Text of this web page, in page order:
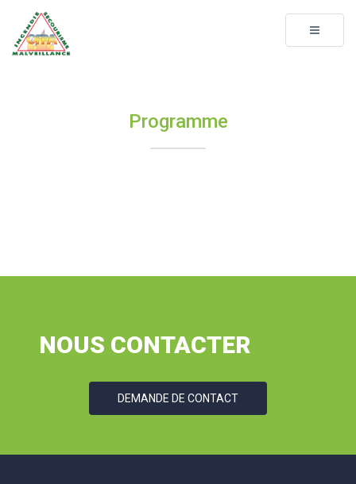
Toggle
Programme
NOUS CONTACTER
DEMANDE DE CONTACT